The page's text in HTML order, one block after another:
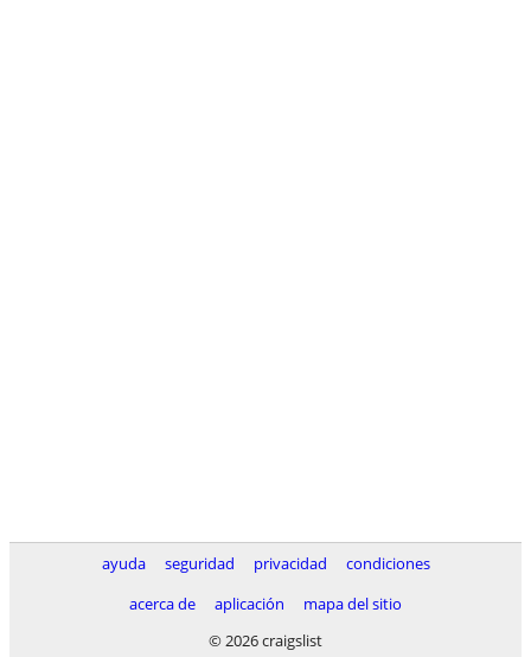
ayuda seguridad privacidad
condiciones
acerca de
aplicación
mapa del sitio
© 2026 craigslist